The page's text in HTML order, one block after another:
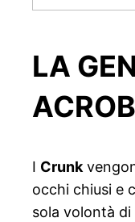
LA
I Crunk
occhi chiusi e
sola volontà